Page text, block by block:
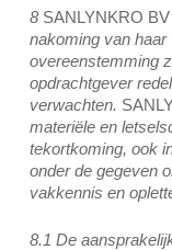
8 SANLYNKRO BV
nakoming van haar
overeenstemming
opdrachtgever
verwachten.
materiële en
tekortkoming, ook
onder de gegeven
vakkennis en
8.1 De